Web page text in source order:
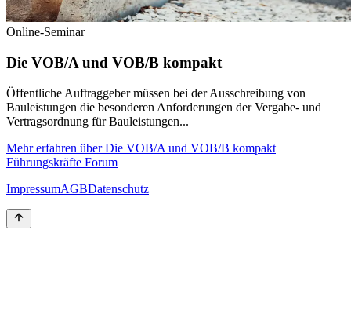
Online-Seminar
Die VOB/A und VOB/B kompakt
Öffentliche Auftraggeber müssen bei der Ausschreibung von
Bauleistungen die besonderen Anforderungen der Vergabe- und
Vertragsordnung für Bauleistungen...
Mehr erfahren überDie VOB/A und VOB/B kompakt
Führungskräfte Forum
ImpressumAGBDatenschutz